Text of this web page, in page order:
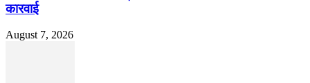
कारवाई
August 7, 2026